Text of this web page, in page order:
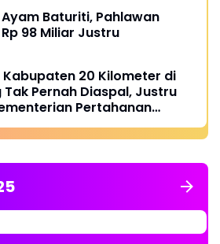
Baturiti, Pahlawan
98 Miliar Justru
Kabupaten 20 Kilometer di
Pernah Diaspal, Justru
Pertahanan
Puluhan Kali Ajukan
Pemda, Tak Pernah Digubris